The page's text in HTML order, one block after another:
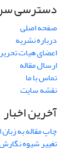
دسترسی
صفحه اصلی
درباره نشریه
اعضای هیات
ارسال مقاله
تماس با ما
نقشه سایت
آخرین اخبار
چاپ مقاله به
تغییر شیوه